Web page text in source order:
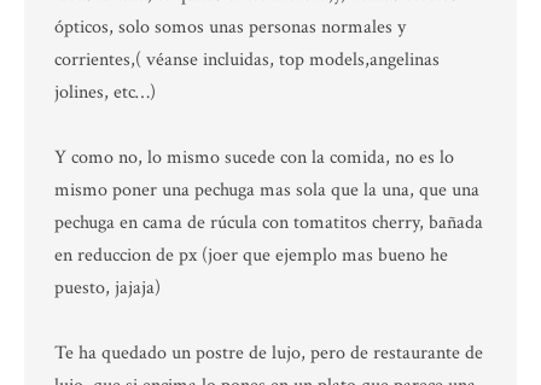
ópticos, solo somos unas personas normales y
corrientes,( véanse incluidas, top models,angelinas
jolines, etc…)
Y como no, lo mismo sucede con la comida, no es lo
mismo poner una pechuga mas sola que la una, que una
pechuga en cama de rúcula con tomatitos cherry, bañada
en reduccion de px (joer que ejemplo mas bueno he
puesto, jajaja)
Te ha quedado un postre de lujo, pero de restaurante de